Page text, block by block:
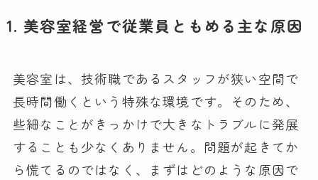
1. 美容室経営で従業員ともめる主な原因
美容室は、技術職であるスタッフが狭い空間で
長時間働くという特殊な環境です。そのため、
些細なことがきっかけで大きなトラブルに発展
することも少なくありません。問題が起きてか
ら慌てるのではなく、まずはどのような原因で